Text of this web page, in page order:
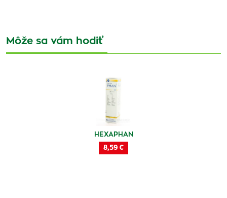
Môže sa vám hodiť
HEXAPHAN
8,59 €